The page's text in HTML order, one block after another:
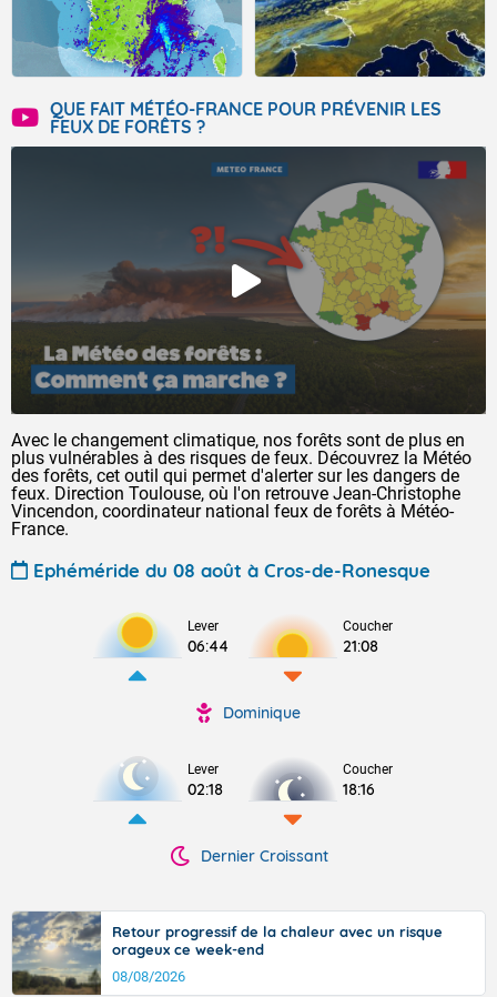
QUE FAIT MÉTÉO-FRANCE POUR PRÉVENIR LES
FEUX DE FORÊTS ?
Avec le changement climatique, nos forêts sont de plus en
plus vulnérables à des risques de feux. Découvrez la Météo
des forêts, cet outil qui permet d'alerter sur les dangers de
feux. Direction Toulouse, où l'on retrouve Jean-Christophe
Vincendon, coordinateur national feux de forêts à Météo-
France.
Ephéméride du 08 août à Cros-de-Ronesque
Lever
06:44
Coucher
21:08
Dominique
Lever
02:18
Coucher
18:16
Dernier Croissant
Retour progressif de la chaleur avec un risque
orageux ce week-end
08/08/2026